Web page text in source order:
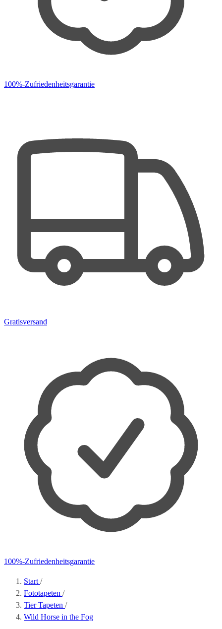
100%-Zufriedenheitsgarantie
Gratisversand
100%-Zufriedenheitsgarantie
Start /
Fototapeten /
Tier Tapeten /
Wild Horse in the Fog